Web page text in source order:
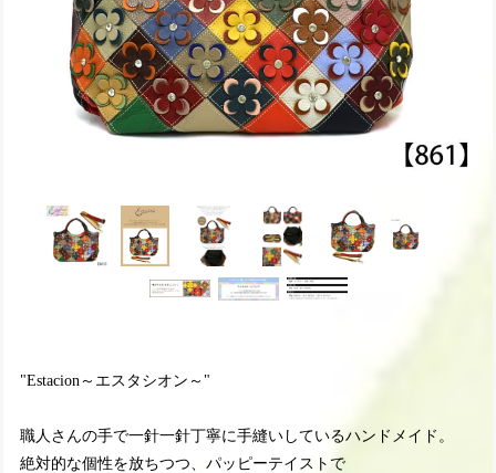
"Estacion～エスタシオン～"
職人さんの手で一針一針丁寧に手縫いしているハンドメイド。
絶対的な個性を放ちつつ、パッピーテイストで